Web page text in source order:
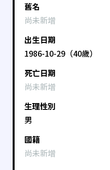
舊名
尚未新增
出生日期
1986-10-29（40歲）
死亡日期
尚未新增
生理性別
男
國籍
尚未新增